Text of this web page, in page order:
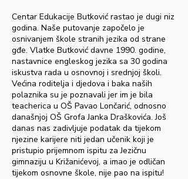
Centar Edukacije Butković rastao je dugi niz
godina. Naše putovanje započelo je
osnivanjem škole stranih jezika od strane
gđe. Vlatke Butković davne 1990. godine,
nastavnice engleskog jezika sa 30 godina
iskustva rada u osnovnoj i srednjoj školi.
Većina roditelja i djedova i baka naših
polaznika su je poznavali jer im je bila
teacherica u OŠ Pavao Lončarić, odnosno
današnjoj OŠ Grofa Janka Draškovića. Još
danas nas zadivljuje podatak da tijekom
njezine karijere niti jedan učenik koji je
pristupio prijemnom ispitu za Jezičnu
gimnaziju u Križanićevoj, a imao je odličan
tijekom osnovne škole, nije pao na ispitu!